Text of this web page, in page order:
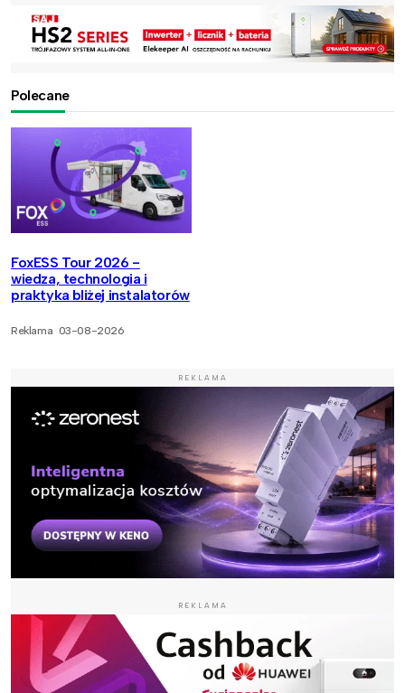
Polecane
FoxESS Tour 2026 -
wiedza, technologia i
praktyka bliżej instalatorów
Reklama 03-08-2026
REKLAMA
REKLAMA